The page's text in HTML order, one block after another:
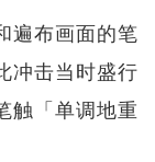
遍布画面的笔
冲击当时盛行
触「单调地重